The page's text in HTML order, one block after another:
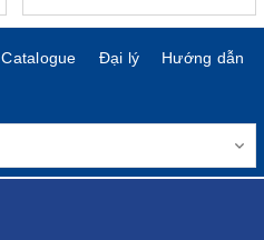
Catalogue Đại lý
Hướng dẫn